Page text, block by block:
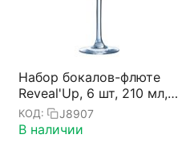
Набор бокалов-флюте
Reveal'Up, 6 шт, 210 мл,
D45/70 мм, H234 мм,
Chef&Sommelier
КОД: J8907
В наличии